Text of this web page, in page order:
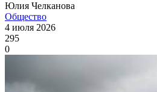
Юлия Челканова
Общество
4 июля 2026
295
0